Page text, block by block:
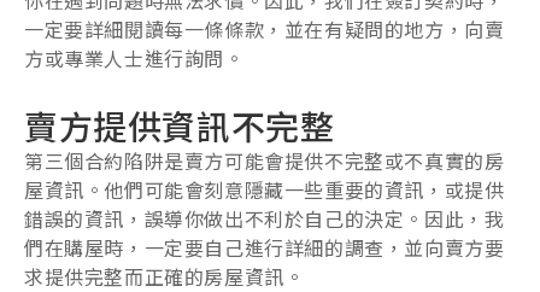
一定要詳細閱讀每一條條款，並在有疑問的地方，向賣
方或專業人士進行詢問。
賣方提供資訊不完整
第三個合約陷阱是賣方可能會提供不完整或不真實的房
屋資訊。他們可能會刻意隱藏一些重要的資訊，或提供
錯誤的資訊，誤導你做出不利於自己的決定。因此，我
們在購屋時，一定要自己進行詳細的調查，並向賣方要
求提供完整而正確的房屋資訊。